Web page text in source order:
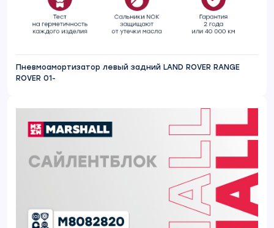
Пневмоамортизатор левый задний LAND ROVER RANGE
ROVER 01-